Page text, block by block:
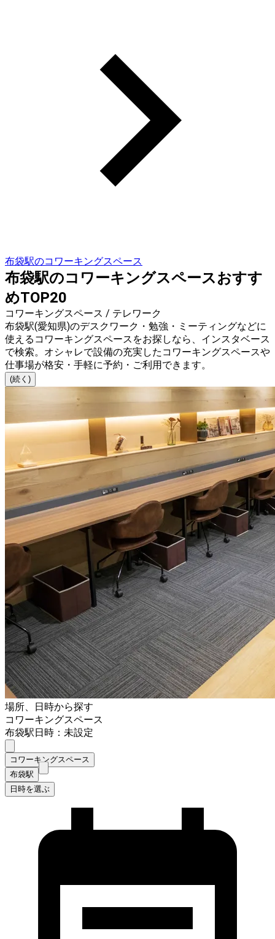
布袋駅のコワーキングスペース
布袋駅のコワーキングスペースおすす
めTOP20
コワーキングスペース / テレワーク
布袋駅(愛知県)のデスクワーク・勉強・ミーティングなどに
使えるコワーキングスペースをお探しなら、インスタベース
で検索。オシャレで設備の充実したコワーキングスペースや
仕事場が格安・手軽に予約・ご利用できます。
(続く)
場所、日時から探す
コワーキングスペース
布袋駅日時：未設定
コワーキングスペース
布袋駅
日時を選ぶ